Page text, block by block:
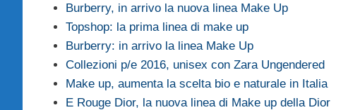
Burberry, in arrivo la nuova linea Make Up
Topshop: la prima linea di make up
Burberry: in arrivo la linea Make Up
Collezioni p/e 2016, unisex con Zara Ungendered
Make up, aumenta la scelta bio e naturale in Italia
E Rouge Dior, la nuova linea di Make up della Dior